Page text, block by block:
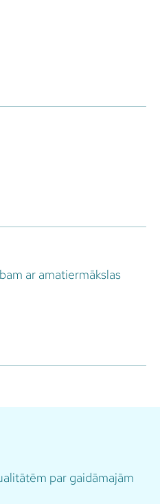
ar amatiermākslas
par gaidāmajām